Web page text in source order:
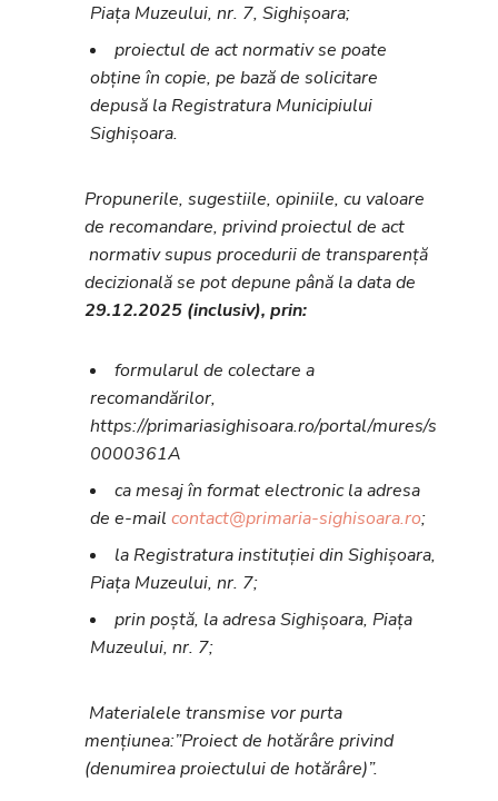
Piața Muzeului, nr. 7, Sighișoara;
proiectul de act normativ se poate
obține în copie, pe bază de solicitare
depusă la Registratura Municipiului
Sighișoara.
Propunerile, sugestiile, opiniile, cu valoare
de recomandare, privind proiectul de act
normativ supus procedurii de transparență
decizională se pot depune până la data de
29.12.2025 (inclusiv), prin:
formularul de colectare a
recomandărilor,
https://primariasighisoara.ro/portal/mures/
0000361A
ca mesaj în format electronic la adresa
de e-mail contact@primaria-sighisoara.ro;
la Registratura instituției din Sighișoara,
Piața Muzeului, nr. 7;
prin poștă, la adresa Sighișoara, Piața
Muzeului, nr. 7;
Materialele transmise vor purta
mențiunea:”Proiect de hotărâre privind
(denumirea proiectului de hotărâre)”.